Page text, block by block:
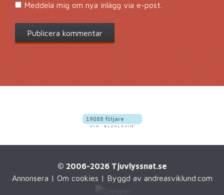
Meddela mig om nya inlägg via e-post.
© 2006-2026 Tjuvlyssnat.se
Annonsera | Om cookies | Byggd av andreasviklund.com